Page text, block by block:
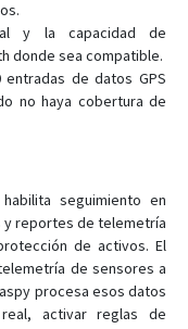
y la capacidad de
donde sea compatible.
de datos GPS
no haya cobertura de
seguimiento en
reportes de telemetría
de activos. El
de sensores a
procesa esos datos
activar reglas de